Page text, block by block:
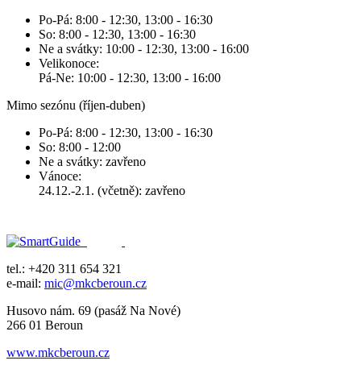
Po-Pá: 8:00 - 12:30, 13:00 - 16:30
So: 8:00 - 12:30, 13:00 - 16:30
Ne a svátky: 10:00 - 12:30, 13:00 - 16:00
Velikonoce:
Pá-Ne: 10:00 - 12:30, 13:00 - 16:00
Mimo sezónu (říjen-duben)
Po-Pá: 8:00 - 12:30, 13:00 - 16:30
So: 8:00 - 12:00
Ne a svátky: zavřeno
Vánoce:
24.12.-2.1. (včetně): zavřeno
tel.: +420 311 654 321
e-mail: mic@mkcberoun.cz
Husovo nám. 69 (pasáž Na Nové)
266 01 Beroun
www.mkcberoun.cz